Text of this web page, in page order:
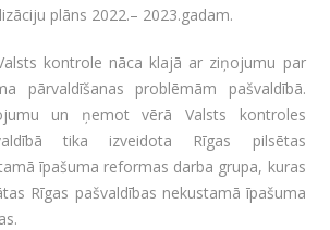
plāns 2022.– 2023.gadam.
kontrole nāca klajā ar ziņojumu par
pārvaldīšanas problēmām pašvaldībā.
un ņemot vērā Valsts kontroles
tika izveidota Rīgas pilsētas
īpašuma reformas darba grupa, kuras
Rīgas pašvaldības nekustamā īpašuma